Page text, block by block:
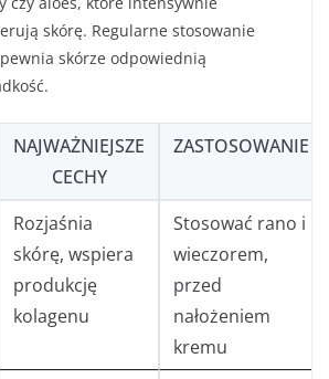
skórę. Regularne stosowanie
skórze odpowiednią
NAJWAŻNIEJSZE
CECHY
ZASTOSOWANIE
Rozjaśnia
skórę, wspiera
produkcję
kolagenu
Stosować rano i
wieczorem,
przed
nałożeniem
kremu